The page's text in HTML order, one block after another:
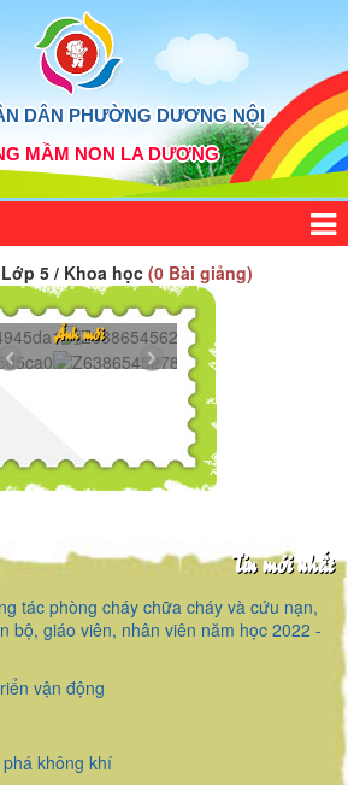
DÂN PHƯỜNG DƯƠNG NỘI
MẦM NON LA DƯƠNG
5 / Khoa học (0 Bài giảng)
Z6386545278606...
Ảnh mới
Tin mới nhất
tác phòng cháy chữa cháy và cứu nạn,
bộ, giáo viên, nhân viên năm học 2022 -
vận động
không khí